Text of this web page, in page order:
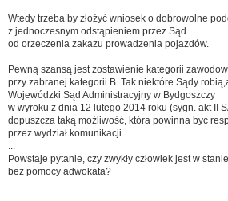
Wtedy trzeba by złożyć wniosek o dobrowolne
z jednoczesnym odstąpieniem przez Sąd
od orzeczenia zakazu prowadzenia pojazdów.
Pewną szansą jest zostawienie kategorii
przy zabranej kategorii B. Tak niektóre Sądy
Wojewódzki Sąd Administracyjny w Bydgoszczy
w wyroku z dnia 12 lutego 2014 roku (sygn. akt II
dopuszcza taką możliwość, która powinna byc
przez wydział komunikacji.
...
Powstaje pytanie, czy zwykły człowiek jest w
bez pomocy adwokata?